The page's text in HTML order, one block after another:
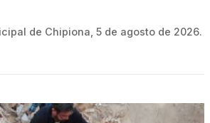
de Chipiona, 5 de agosto de 2026.